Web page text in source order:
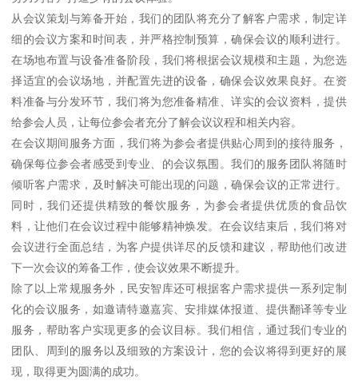
从会议策划与筹备开始，我们的团队将充分了解客户需求，制定详
细的会议方案和时间表，并严格控制预算，确保会议的顺利进行。
在场地布置与设备准备阶段，我们将根据会议规模和主题，为您选
择适宜的会议场地，并配置先进的设备，确保会议效果良好。在资
料准备与分发环节，我们将为您准备精准、详实的会议资料，提供
给参会人员，让每位参会者充分了解会议议程和相关内容。
在会议期间服务方面，我们将为参会者提供贴心周到的接待服务，
确保每位参会者感受到专业、的会议氛围。我们的服务团队将随时
倾听客户需求，及时解决可能出现的问题，确保会议的正常进行。
同时，我们还提供精致的餐饮服务，为参会者提供优质的食品饮
料，让他们在会议过程中能够精神焕发。在会议结束后，我们将对
会议进行全面总结，为客户提供详尽的反馈和建议，帮助他们改进
下一次会议的筹备工作，使会议效果不断提升。
除了以上常规服务外，民安智库还可根据客户需求提供一系列定制
化的会议服务，如邀请特邀嘉宾、安排媒体报道、提供翻译等专业
服务，帮助客户实现更多的会议目标。我们相信，通过我们专业的
团队、周到的服务以及细致的方案设计，您的会议将得到更好的展
现，取得更为圆满的成功。